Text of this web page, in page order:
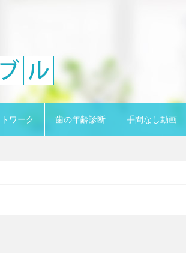
ワーク 歯の年齢診断 手間なし動画